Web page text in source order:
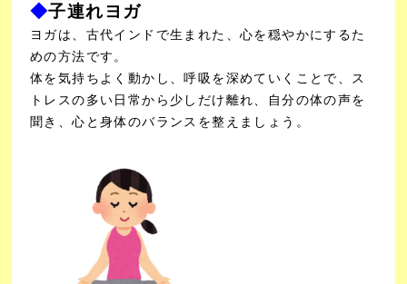
◆子連れヨガ
ヨガは、古代インドで生まれた、心を穏やかにするた
めの方法です。
体を気持ちよく動かし、呼吸を深めていくことで、ス
トレスの多い日常から少しだけ離れ、自分の体の声を
聞き、心と身体のバランスを整えましょう。